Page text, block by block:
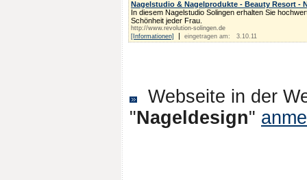
Nagelstudio & Nagelprodukte - Beauty Resort -
In diesem Nagelstudio Solingen erhalten Sie
Schönheit jeder Frau.
http://www.revolution-solingen.de
[Informationen]
| eingetragen am: 3.10.11
Webseite in der
"Nageldesign"